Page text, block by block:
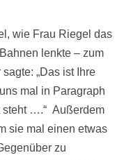
wie Frau Riegel das
lenkte – zum
„Das ist Ihre
mal in Paragraph
steht ….“ Außerdem
sie mal einen etwas
zu